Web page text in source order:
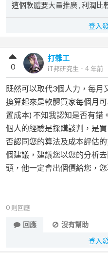
這個軟體要大量推廣 , 利潤比
登入
打雜工
iT邦研究生 ． 4 年前
0
既然可以取代3個人力，每月
換算起來是軟體買家每個月
置成本) 不知我認知是否有錯。
個人的經驗是採購談判，是
否認同您的算法及成本評估
個建議，建議您以您的分析
頭，他一定會出個價給您，
0 則回應
回應
沒有幫助
登入